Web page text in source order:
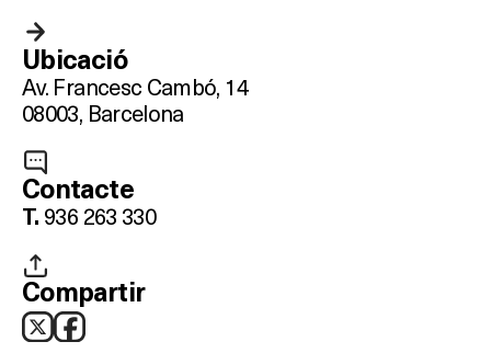
Ubicació
Av. Francesc Cambó, 14
08003, Barcelona
Contacte
T. 936 263 330
Compartir